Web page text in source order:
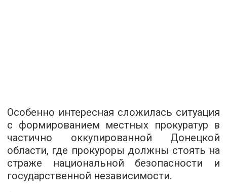
Особенно интересная сложилась ситуация
с формированием местных прокуратур в
частично оккупированной Донецкой
области, где прокуроры должны стоять на
страже национальной безопасности и
государственной независимости.